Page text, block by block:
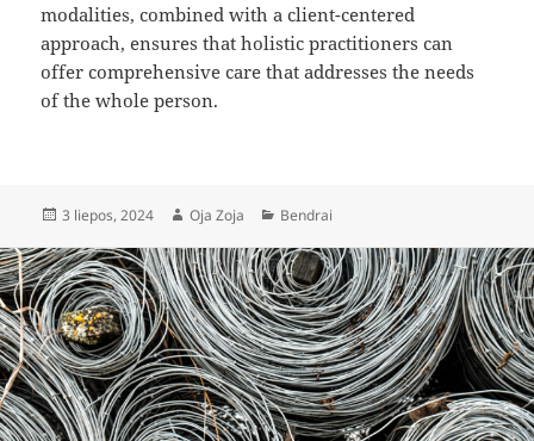
modalities, combined with a client-centered
approach, ensures that holistic practitioners can
offer comprehensive care that addresses the needs
of the whole person.
Paskelbta
3 liepos, 2024 Autorius
Oja Zoja Kategorijos
Bendrai